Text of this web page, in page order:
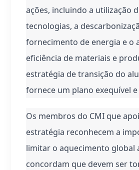
ações, incluindo a utilização
tecnologias, a
fornecimento de energia e o
eficiência de materiais e
estratégia de transição do
fornece um plano exequível e
Os membros do CMI que
estratégia reconhecem a
limitar o aquecimento global
concordam que devem ser